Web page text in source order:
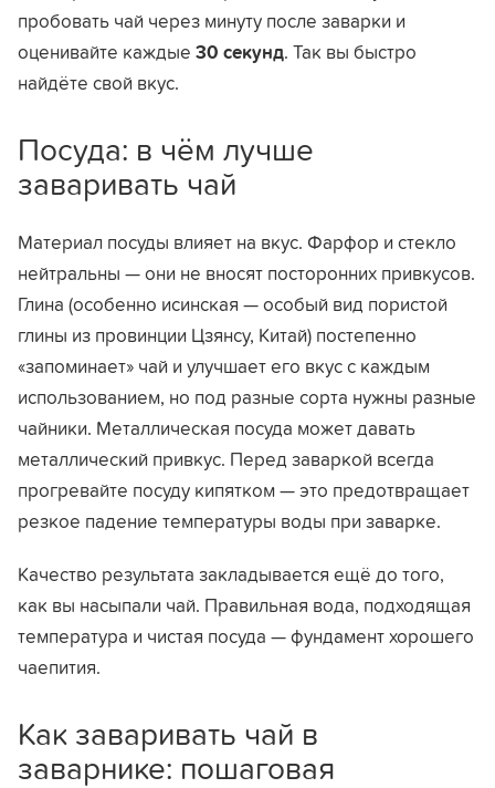
пробовать чай через минуту после заварки и
оценивайте каждые 30 секунд. Так вы быстро
найдёте свой вкус.
Посуда: в чём лучше
заваривать чай
Материал посуды влияет на вкус. Фарфор и стекло
нейтральны — они не вносят посторонних привкусов.
Глина (особенно исинская — особый вид пористой
глины из провинции Цзянсу, Китай) постепенно
«запоминает» чай и улучшает его вкус с каждым
использованием, но под разные сорта нужны разные
чайники. Металлическая посуда может давать
металлический привкус. Перед заваркой всегда
прогревайте посуду кипятком — это предотвращает
резкое падение температуры воды при заварке.
Качество результата закладывается ещё до того,
как вы насыпали чай. Правильная вода, подходящая
температура и чистая посуда — фундамент хорошего
чаепития.
Как заваривать чай в
заварнике: пошаговая